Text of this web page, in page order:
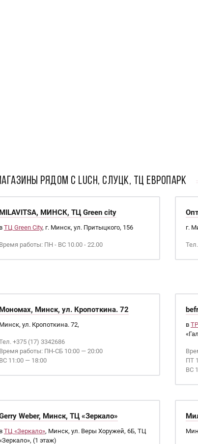
РЯДОМ С Luch, Слуцк, ТЦ Европарк
MILAVITSA, МИНСК, ТЦ Green city
в ТЦ Green City, г. Минск, ул. Притыцкого, 156
Время работы: ПН - ВС 10.00 - 22.00
г.
Мономах, Минск, ул. Кропоткина. 72
Минск, ул. Кропоткина. 72,
+375 (17) 3342686
Время работы: ПН-СБ 10:00 — 20:00
ВС 11:00 — 18:00
в
ПТ
ВС
Weber, Минск, ТЦ «Зеркало»
в ТЦ «Зеркало», Минск, ул. Веры Хоружей, 6Б, ТЦ
(1 этаж)